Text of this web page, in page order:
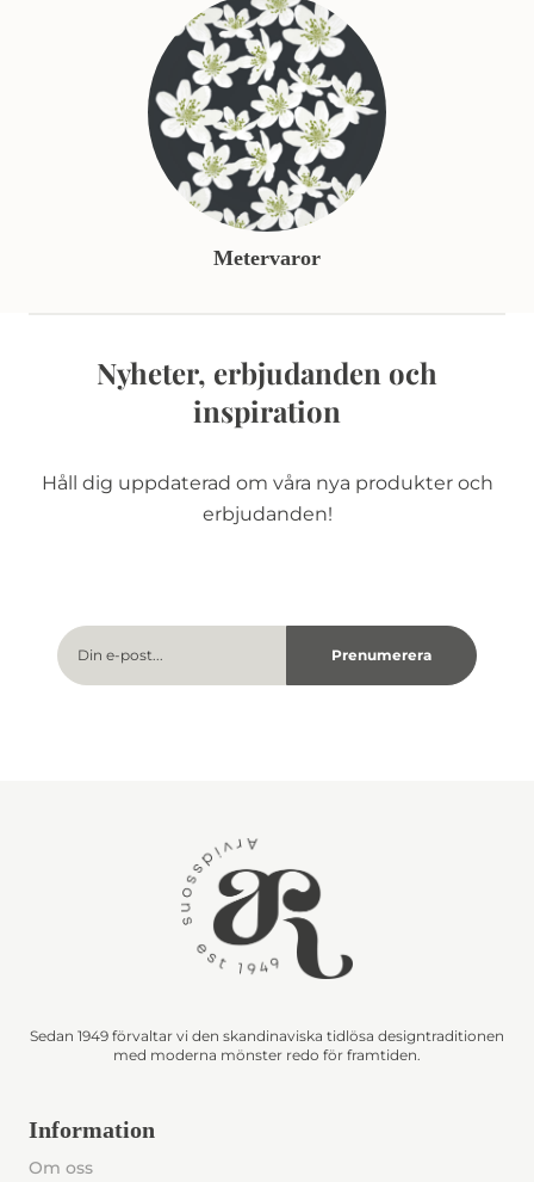
Metervaror
Nyheter, erbjudanden och
inspiration
Håll dig uppdaterad om våra nya produkter och
erbjudanden!
Sedan 1949 förvaltar vi den skandinaviska tidlösa designtraditionen
med moderna mönster redo för framtiden.
Information
Om oss